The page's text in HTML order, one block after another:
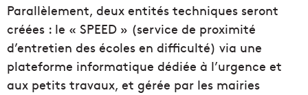
Parallèlement, deux entités techniques seront
créées : le « SPEED » (service de proximité
d’entretien des écoles en difficulté) via une
plateforme informatique dédiée à l’urgence et
aux petits travaux, et gérée par les mairies